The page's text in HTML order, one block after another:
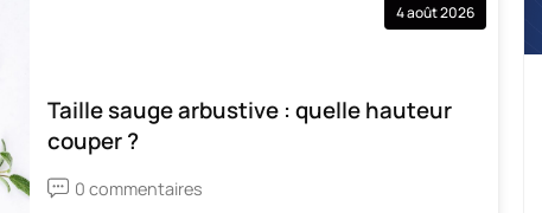
4 août 2026
Taille sauge arbustive : quelle hauteur
couper ?
0 commentaires